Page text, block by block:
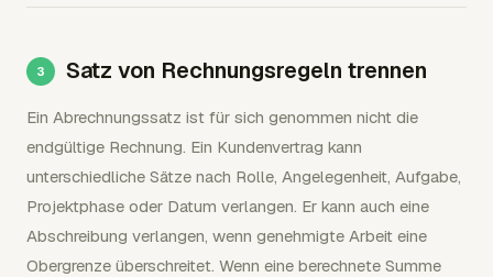
Satz von Rechnungsregeln trennen
Ein Abrechnungssatz ist für sich genommen nicht die
endgültige Rechnung. Ein Kundenvertrag kann
unterschiedliche Sätze nach Rolle, Angelegenheit, Aufgabe,
Projektphase oder Datum verlangen. Er kann auch eine
Abschreibung verlangen, wenn genehmigte Arbeit eine
Obergrenze überschreitet. Wenn eine berechnete Summe